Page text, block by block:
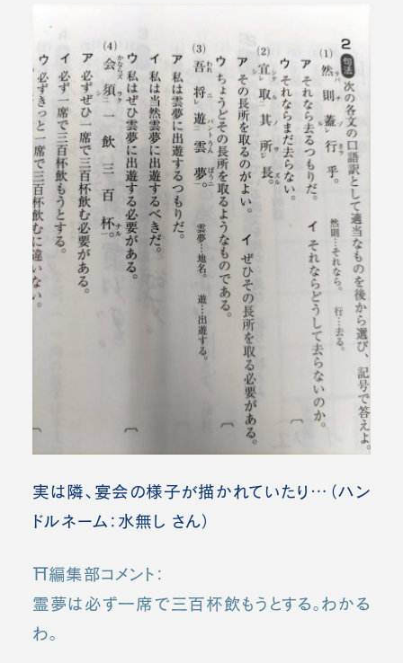
実は隣、宴会の様子が描かれていたり…（ハン
ドルネーム：水無し さん）
⛩️編集部コメント：
霊夢は必ず一席で三百杯飲もうとする。わかる
わ。